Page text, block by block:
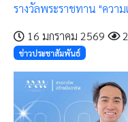
รางวัลพระราชทาน "ควา
16 มกราคม 2569
ข่าวประชาสัมพันธ์